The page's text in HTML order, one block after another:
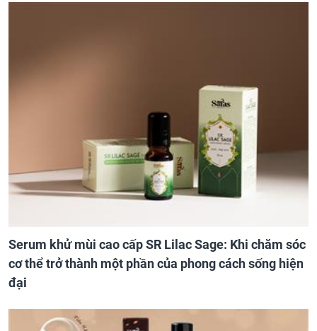
Serum khử mùi cao cấp SR Lilac Sage: Khi chăm sóc
cơ thể trở thành một phần của phong cách sống hiện
đại